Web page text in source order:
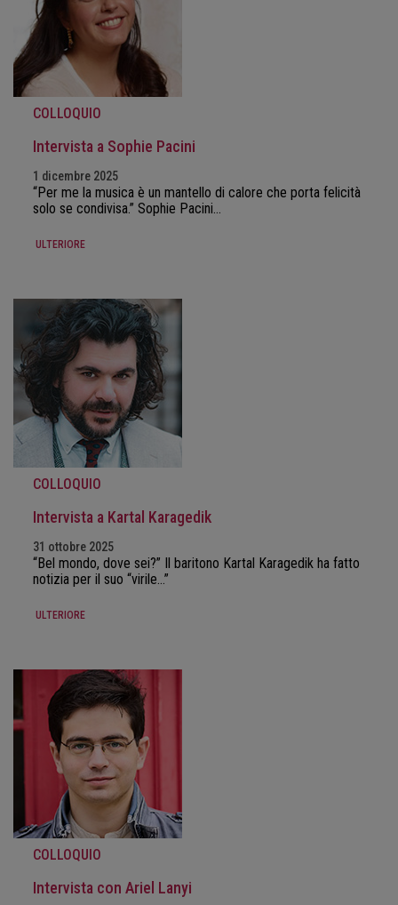
COLLOQUIO
Intervista a Sophie Pacini
1 dicembre 2025
“Per me la musica è un mantello di calore che porta felicità
solo se condivisa.” Sophie Pacini…
ULTERIORE
COLLOQUIO
Intervista a Kartal Karagedik
31 ottobre 2025
“Bel mondo, dove sei?” Il baritono Kartal Karagedik ha fatto
notizia per il suo “virile…”
ULTERIORE
COLLOQUIO
Intervista con Ariel Lanyi